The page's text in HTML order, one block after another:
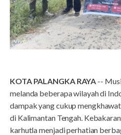
KOTA PALANGKA RAYA --
melanda beberapa wilayah di
dampak yang cukup
di Kalimantan Tengah.
karhutla menjadi perhatian